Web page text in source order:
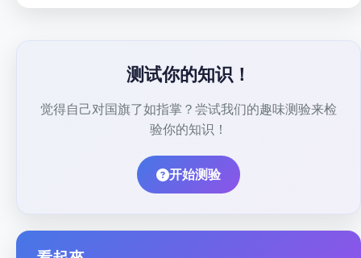
测试你的知识！
觉得自己对国旗了如指掌？尝试我们的趣味测验来检
验你的知识！
开始测验